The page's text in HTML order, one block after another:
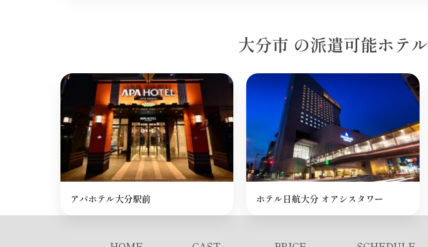
大分市 の派遣可能ホテル
アパホテル大分駅前 ホテル日航大分 オアシスタワー